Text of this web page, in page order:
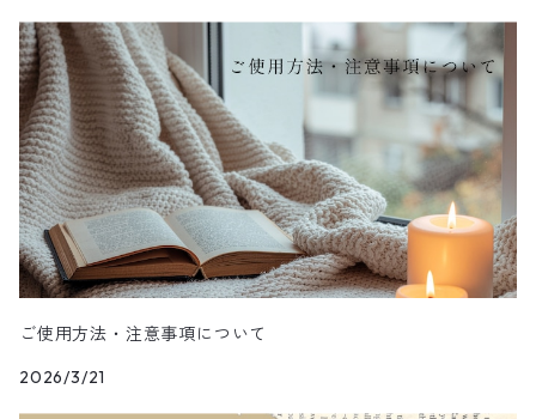
その他フラワー雑貨
その他フラワー雑貨
ギフトセット
フラワー雑貨
ご使用方法・注意事項について
2026/3/21